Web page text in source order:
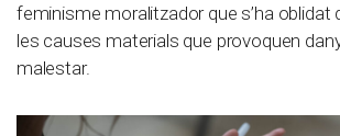
feminisme moralitzador que s’ha oblidat
les causes materials que provoquen
malestar.